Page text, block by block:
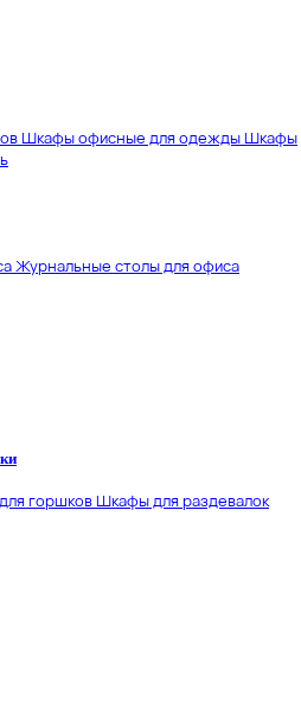
Шкафы офисные для одеждыШкафы
Журнальные столы для офиса
горшковШкафы для раздевалок